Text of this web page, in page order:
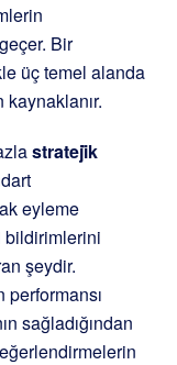
Bir
üç temel alanda
strateji̇k
eyleme
bildirimlerini
şeydir.
performansı
sağladığından